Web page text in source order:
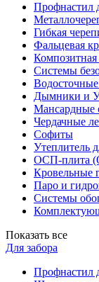
Профнастил
Гибкая
Фальцевая
Композитная
Системы
Дымники и
Мансардные
Чердачные
Софиты
Утеплитель
ОСП-плита
Кровельные
Паро и
Системы
Показать все
Для забора
Профнастил